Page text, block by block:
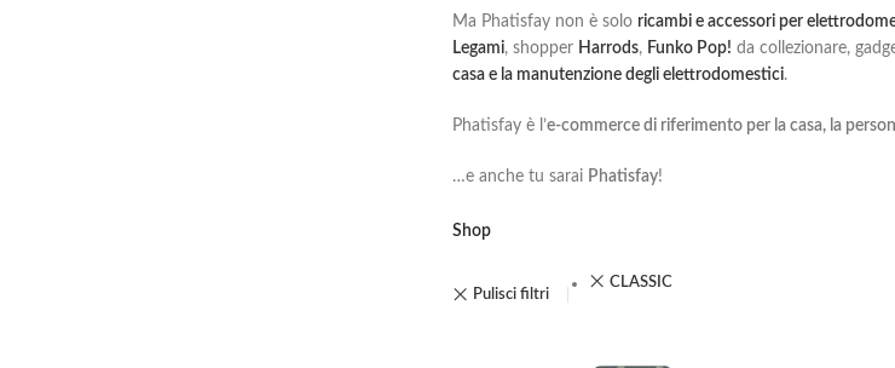
Ma Phatisfay non è solo ricambi e accessori per
Legami, shopper Harrods, Funko Pop! da collezionare,
casa e la manutenzione degli elettrodomestici.
Phatisfay è l’e-commerce di riferimento per la casa, la
…e anche tu sarai Phatisfay!
Shop
Pulisci filtri
CLASSIC